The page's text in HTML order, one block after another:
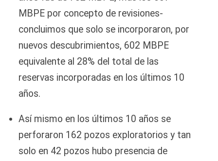
MBPE por concepto de revisiones-
concluimos que solo se incorporaron, por
nuevos descubrimientos, 602 MBPE
equivalente al 28% del total de las
reservas incorporadas en los últimos 10
años.
Así mismo en los últimos 10 años se
perforaron 162 pozos exploratorios y tan
solo en 42 pozos hubo presencia de